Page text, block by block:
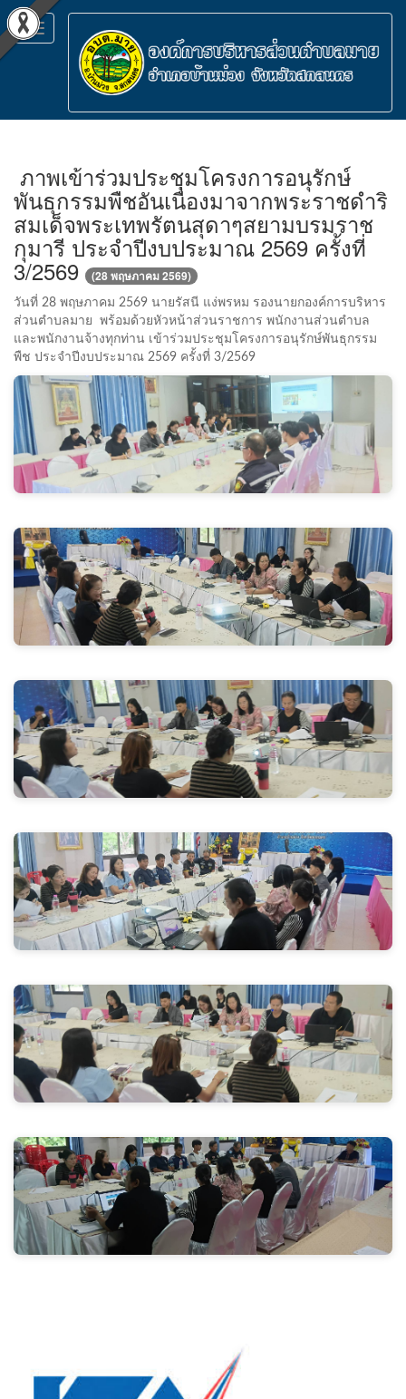
Toggle
navigation
ภาพเข้าร่วมประชุมโครงการอนุรักษ์
พันธุกรรมพืชอันเนื่องมาจากพระราชดำริ
สมเด็จพระเทพรัตนสุดาๆสยามบรมราช
กุมารี ประจำปีงบประมาณ 2569 ครั้งที่
3/2569 (28 พฤษภาคม 2569)
วันที่ 28 พฤษภาคม 2569 นายรัสนี แง่พรหม รองนายกองค์การบริหาร
ส่วนตำบลมาย พร้อมด้วยหัวหน้าส่วนราชการ พนักงานส่วนตำบล
และพนักงานจ้างทุกท่าน เข้าร่วมประชุมโครงการอนุรักษ์พันธุกรรม
พืช ประจำปีงบประมาณ 2569 ครั้งที่ 3/2569